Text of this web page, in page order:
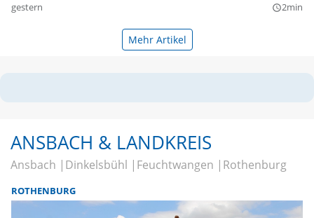
gestern query_builder2min
Mehr Artikel
ANSBACH & LANDKREIS
Ansbach Dinkelsbühl Feuchtwangen Rothenburg
ROTHENBURG